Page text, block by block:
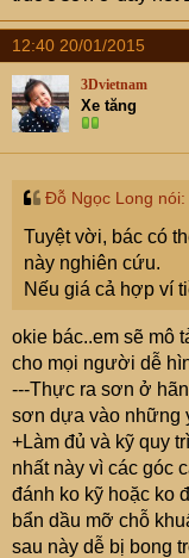
12:40 20/01/2015
3Dvietnam
Xe tăng
Đỗ Ngọc Long nói:
Tuyệt vời, bác có
này nghiên cứu.
Nếu giá cả hợp ví
okie bác..em sẽ mô
cho mọi người dễ
---Thực ra sơn ở
sơn dựa vào những
+Làm đủ và kỹ quy
nhất này vì các góc
đánh ko kỹ hoặc ko
bẩn dầu mỡ chỗ
sau này dễ bị bong